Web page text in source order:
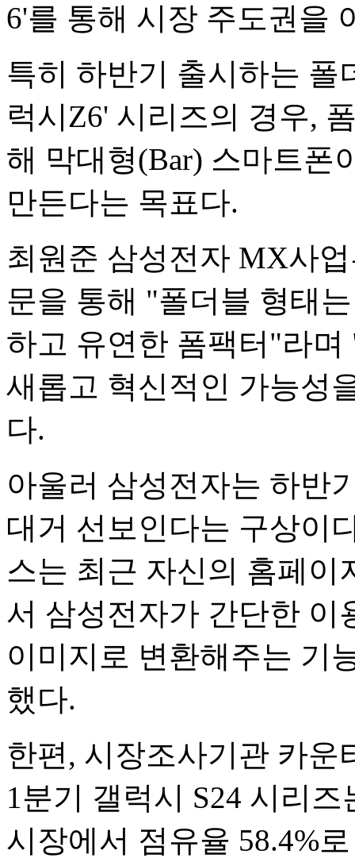
6'를 통해 시장 주도권을
특히 하반기 출시하는 폴
럭시Z6' 시리즈의 경우,
해 막대형(Bar) 스마트폰
만든다는 목표다.
최원준 삼성전자 MX사
문을 통해 "폴더블 형태
하고 유연한 폼팩터"라
새롭고 혁신적인 가능성
다.
아울러 삼성전자는 하반
대거 선보인다는 구상이
스는 최근 자신의 홈페이
서 삼성전자가 간단한
이미지로 변환해주는 기
했다.
한편, 시장조사기관 카
1분기 갤럭시 S24 시리
시장에서 점유율 58.4%